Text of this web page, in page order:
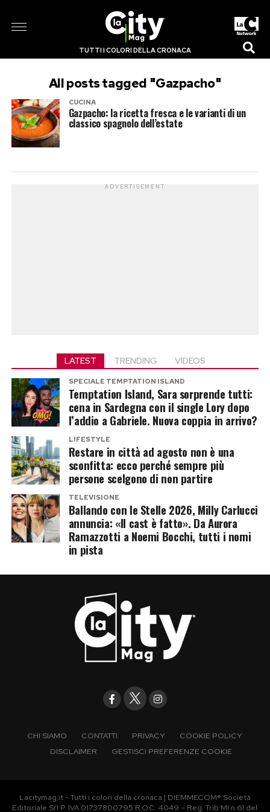
TUTTI I COLORI DELLA CRONACA
All posts tagged "Gazpacho"
CUCINA
Gazpacho: la ricetta fresca e le varianti di un
classico spagnolo dell’estate
ADVERTISEMENT
LATEST TRENDING VIDEOS
SPECIALE TEMPTATION ISLAND
Temptation Island, Sara sorprende tutti:
cena in Sardegna con il single Lory dopo
l’addio a Gabriele. Nuova coppia in arrivo?
LIFESTYLE
Restare in città ad agosto non è una
sconfitta: ecco perché sempre più
persone scelgono di non partire
TELEVISIONE
Ballando con le Stelle 2026, Milly Carlucci
annuncia: «Il cast è fatto». Da Aurora
Ramazzotti a Noemi Bocchi, tutti i nomi
in pista
CHI SIAMO CONTATTI PRIVACY
COOKIE POLICY
DISCLAIMER
GESTISCI PREFERENZE COOKIE
Lacitymag.it - Tutti i colori della cronaca | DIEMMECOM® Società
Editoriale Srl P. IVA 01737800795 R.O.C. 4049 – Reg. Trib MI n.61 del